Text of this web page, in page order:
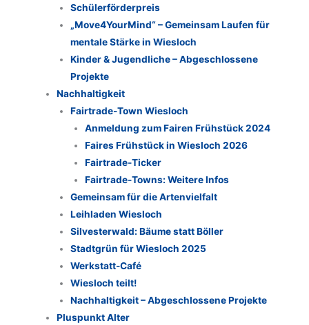
Schülerförderpreis
„Move4YourMind“ – Gemeinsam Laufen für
mentale Stärke in Wiesloch
Kinder & Jugendliche – Abgeschlossene
Projekte
Nachhaltigkeit
Fairtrade-Town Wiesloch
Anmeldung zum Fairen Frühstück 2024
Faires Frühstück in Wiesloch 2026
Fairtrade-Ticker
Fairtrade-Towns: Weitere Infos
Gemeinsam für die Artenvielfalt
Leihladen Wiesloch
Silvesterwald: Bäume statt Böller
Stadtgrün für Wiesloch 2025
Werkstatt-Café
Wiesloch teilt!
Nachhaltigkeit – Abgeschlossene Projekte
Pluspunkt Alter